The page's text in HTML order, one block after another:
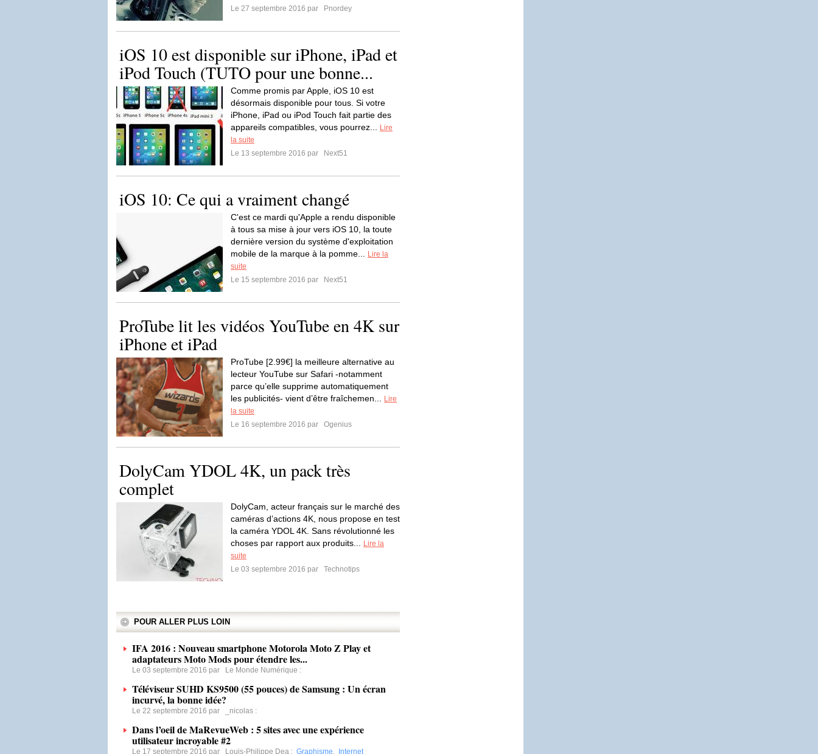
Le 27 septembre 2016 par
Pnordey
iOS 10 est disponible sur iPhone, iPad et
iPod Touch (TUTO pour une bonne...
Comme promis par Apple, iOS 10 est
désormais disponible pour tous. Si votre
iPhone, iPad ou iPod Touch fait partie des
appareils compatibles, vous pourrez...
Lire
la suite
Le 13 septembre 2016 par
Next51
iOS 10: Ce qui a vraiment changé
C'est ce mardi qu'Apple a rendu disponible
à tous sa mise à jour vers iOS 10, la toute
dernière version du système d'exploitation
mobile de la marque à la pomme...
Lire la
suite
Le 15 septembre 2016 par
Next51
ProTube lit les vidéos YouTube en 4K sur
iPhone et iPad
ProTube [2.99€] la meilleure alternative au
lecteur YouTube sur Safari -notamment
parce qu’elle supprime automatiquement
les publicités- vient d’être fraîchemen...
Lire
la suite
Le 16 septembre 2016 par
Ogenius
DolyCam YDOL 4K, un pack très
complet
DolyCam, acteur français sur le marché des
caméras d’actions 4K, nous propose en test
la caméra YDOL 4K. Sans révolutionné les
choses par rapport aux produits...
Lire la
suite
Le 03 septembre 2016 par
Technotips
POUR ALLER PLUS LOIN
IFA 2016 : Nouveau smartphone Motorola Moto Z Play et
adaptateurs Moto Mods pour étendre les...
Le 03 septembre 2016 par Le Monde Numérique :
Téléviseur SUHD KS9500 (55 pouces) de Samsung : Un écran
incurvé, la bonne idée?
Le 22 septembre 2016 par _nicolas :
Dans l’oeil de MaRevueWeb : 5 sites avec une expérience
utilisateur incroyable #2
Le 17 septembre 2016 par Louis-Philippe Dea : Graphisme, Internet